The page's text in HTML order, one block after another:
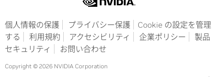
個人情報の保護 プライバシー保護
Cookie の設定を管理
する
利用規約 アクセシビリティ 企業ポリシー
製品
セキュリティ
お問い合わせ
Copyright © 2026 NVIDIA Corporation